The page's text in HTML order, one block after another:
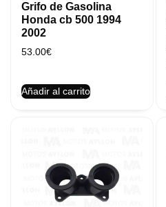
Grifo de Gasolina
Honda cb 500 1994
2002
53.00€
Añadir al carrito